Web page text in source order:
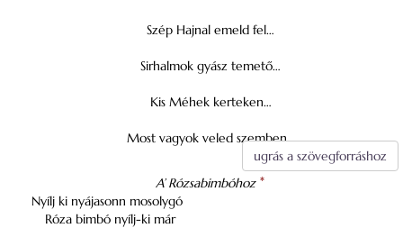
Szép Hajnal emeld fel…
Sirhalmok gyász temető…
Kis Méhek kerteken…
Most vagyok veled szemben…
ugrás a szövegforráshoz
A’ Rózsabimbóhoz *
Nyílj ki nyájasonn mosolygó
Róza bimbó nyílj-ki már